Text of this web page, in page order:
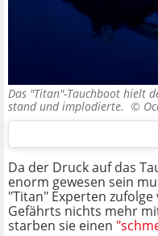
Das "Titan"-Tauchboot hielt
stand und implodierte. ©
Da der Druck auf das
enorm gewesen sein
"Titan" Experten
Gefährts nichts mehr
starben sie einen